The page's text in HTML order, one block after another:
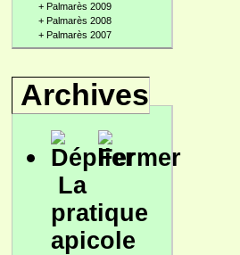
+ Palmarès 2009
+ Palmarès 2008
+ Palmarès 2007
Archives
La
pratique
apicole